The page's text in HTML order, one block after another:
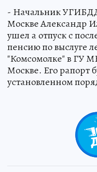
- Начальник
Москве Александр
ушел а отпуск с
пенсию по выслуге
"Комсомолке" в ГУ
Москве. Его рапорт
установленном